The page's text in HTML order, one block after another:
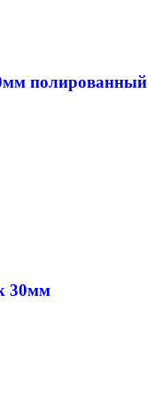
полированный
30мм